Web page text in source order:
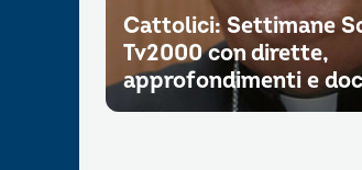
Cattolici: Settimane
Tv2000 con dirette,
approfondimenti e